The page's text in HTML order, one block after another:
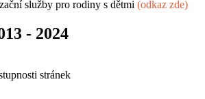
služby pro rodiny s dětmi (odkaz zde)
- 2024
stránek